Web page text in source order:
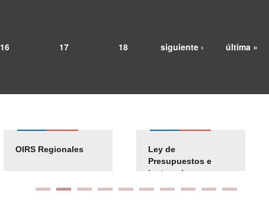
16 17 18 siguiente › última »
OIRS Regionales
Ley de
Presupuestos e
instrucciones